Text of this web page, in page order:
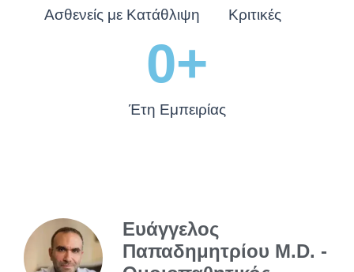
Ασθενείς με Κατάθλιψη Κριτικές
Έτη Εμπειρίας
0+
Ευάγγελος
Παπαδημητρίου M.D. -